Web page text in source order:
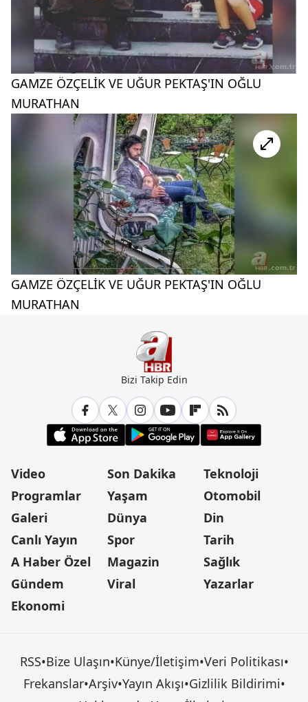
GAMZE ÖZÇELİK VE UĞUR PEKTAŞ'IN OĞLU
MURATHAN
GAMZE ÖZÇELİK VE UĞUR PEKTAŞ'IN OĞLU
MURATHAN
Bizi Takip Edin
Video
Programlar
Galeri
Canlı Yayın
A Haber Özel
Gündem
Ekonomi
Son Dakika
Yaşam
Dünya
Spor
Magazin
Viral
Teknoloji
Otomobil
Din
Tarih
Sağlık
Yazarlar
RSS•Bize Ulaşın•Künye/İletişim•Veri Politikası•
Frekanslar•Arşiv•Yayın Akışı•Gizlilik Bildirimi•